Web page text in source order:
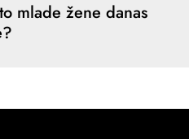
mlade žene danas